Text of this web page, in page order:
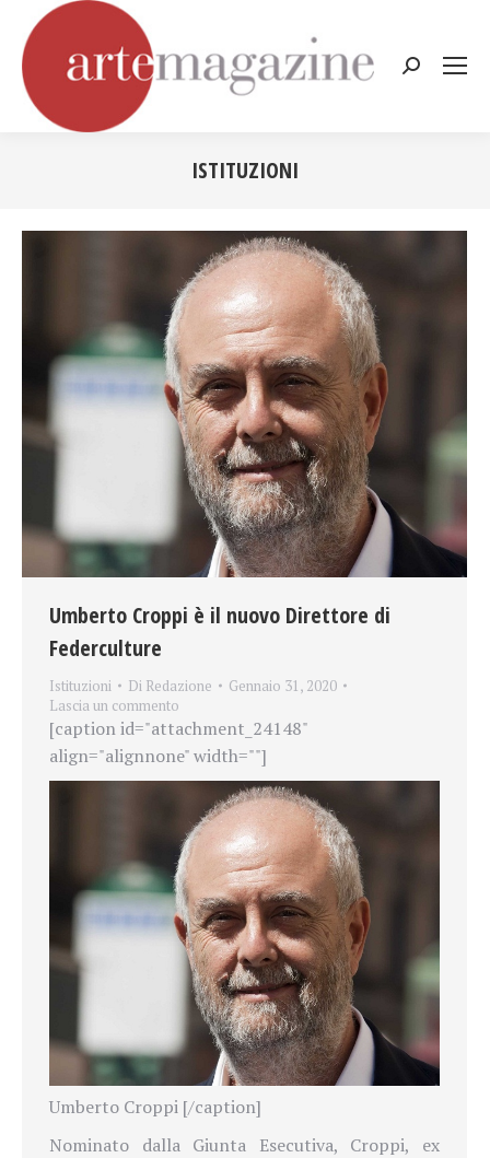
Cerca:
ISTITUZIONI
Umberto Croppi è il nuovo Direttore di
Federculture
Istituzioni Di Redazione
Gennaio 31, 2020
Lascia un commento
[caption id="attachment_24148"
align="alignnone" width=""]
Umberto Croppi [/caption]
Nominato dalla Giunta Esecutiva, Croppi, ex